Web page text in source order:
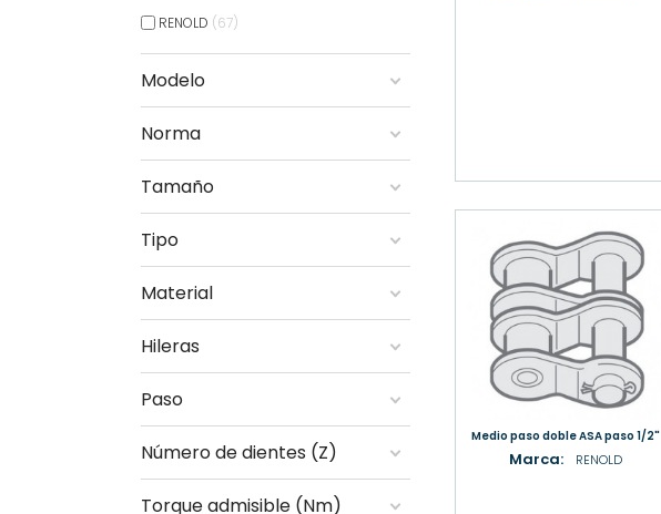
RENOLD 67
Modelo
Norma
Tamaño
Tipo
Material
Hileras
Paso
Número de dientes (Z)
Torque admisible (Nm)
Medio paso doble ASA paso 1/2"
Marca: RENOLD